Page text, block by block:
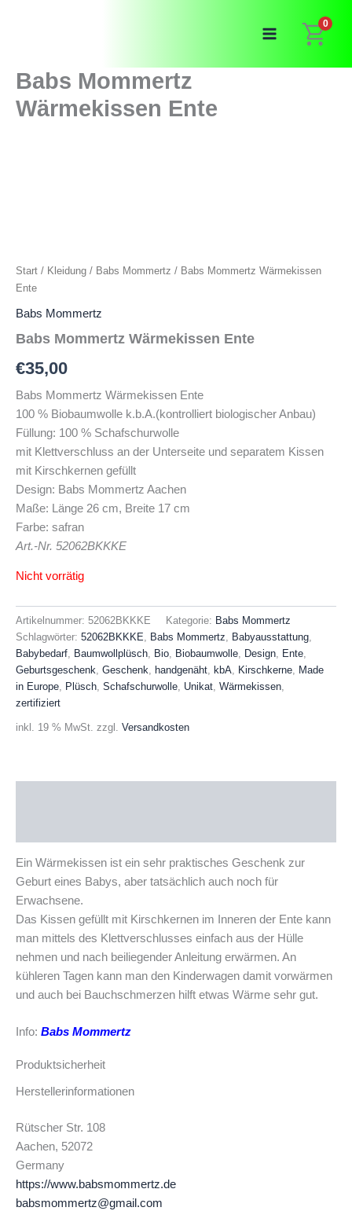
0
Babs Mommertz
Wärmekissen Ente
Start / Kleidung / Babs Mommertz / Babs Mommertz Wärmekissen
Ente
Babs Mommertz
Babs Mommertz Wärmekissen Ente
€35,00
Babs Mommertz Wärmekissen Ente
100 % Biobaumwolle k.b.A.(kontrolliert biologischer Anbau)
Füllung: 100 % Schafschurwolle
mit Klettverschluss an der Unterseite und separatem Kissen
mit Kirschkernen gefüllt
Design: Babs Mommertz Aachen
Maße: Länge 26 cm, Breite 17 cm
Farbe: safran
Art.-Nr. 52062BKKKE
Nicht vorrätig
Artikelnummer: 52062BKKKE Kategorie: Babs Mommertz
Schlagwörter: 52062BKKKE Babs Mommertz Babyausstattung
Babybedarf Baumwollplüsch Bio Biobaumwolle Design Ente
Geburtsgeschenk Geschenk handgenäht kbA Kirschkerne Made
in Europe Plüsch Schafschurwolle Unikat Wärmekissen
zertifiziert
inkl. 19 % MwSt. zzgl. Versandkosten
Ein Wärmekissen ist ein sehr praktisches Geschenk zur
Geburt eines Babys, aber tatsächlich auch noch für
Erwachsene.
Das Kissen gefüllt mit Kirschkernen im Inneren der Ente kann
man mittels des Klettverschlusses einfach aus der Hülle
nehmen und nach beiliegender Anleitung erwärmen. An
kühleren Tagen kann man den Kinderwagen damit vorwärmen
und auch bei Bauchschmerzen hilft etwas Wärme sehr gut.
Info: Babs Mommertz
Produktsicherheit
Herstellerinformationen
Rütscher Str. 108
Aachen, 52072
Germany
https://www.babsmommertz.de
babsmommertz@gmail.com